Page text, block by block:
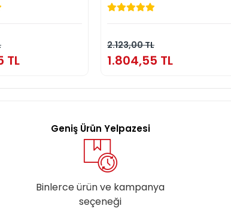
TL
2.123,00 TL
1.804,55 TL
Geniş Ürün Yelpazesi
Binlerce ürün ve kampanya
seçeneği